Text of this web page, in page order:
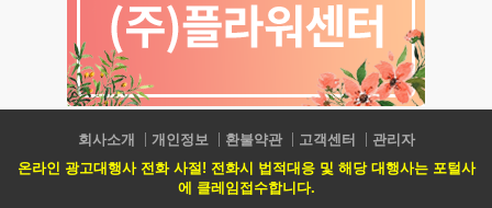
회사소개 개인정보 환불약관 고객센터
관리자
온라인 광고대행사 전화 사절! 전화시 법적대응 및 해당 대행사는 포털사
에 클레임접수합니다.